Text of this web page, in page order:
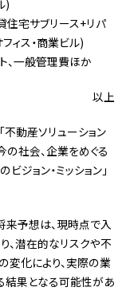
)
住宅サブリース+リパ
ィス・商業ビル)
、一般管理費ほか
以上
不動産ソリューション
の社会、企業をめぐる
ジョン・ミッション」
予想は、現時点で入
潜在的なリスクや不
変化により、実際の業
結果となる可能性があ